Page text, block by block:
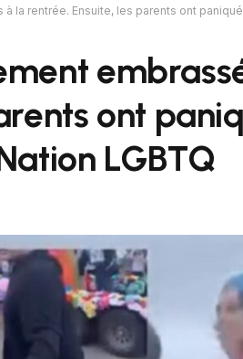
la rentrée. Ensuite, les parents ont paniqué
ont
LGBTQ